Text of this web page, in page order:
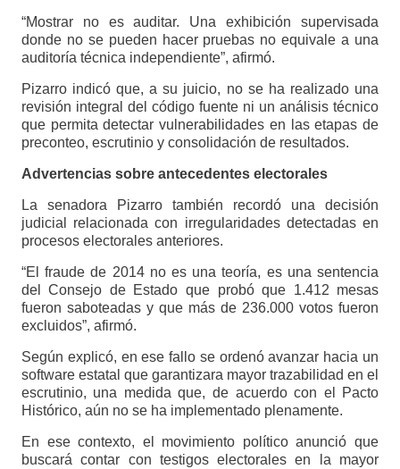
“Mostrar no es auditar. Una exhibición supervisada
donde no se pueden hacer pruebas no equivale a una
auditoría técnica independiente”, afirmó.
Pizarro indicó que, a su juicio, no se ha realizado una
revisión integral del código fuente ni un análisis técnico
que permita detectar vulnerabilidades en las etapas de
preconteo, escrutinio y consolidación de resultados.
Advertencias sobre antecedentes electorales
La senadora Pizarro también recordó una decisión
judicial relacionada con irregularidades detectadas en
procesos electorales anteriores.
“El fraude de 2014 no es una teoría, es una sentencia
del Consejo de Estado que probó que 1.412 mesas
fueron saboteadas y que más de 236.000 votos fueron
excluidos”, afirmó.
Según explicó, en ese fallo se ordenó avanzar hacia un
software estatal que garantizara mayor trazabilidad en el
escrutinio, una medida que, de acuerdo con el Pacto
Histórico, aún no se ha implementado plenamente.
En ese contexto, el movimiento político anunció que
buscará contar con testigos electorales en la mayor